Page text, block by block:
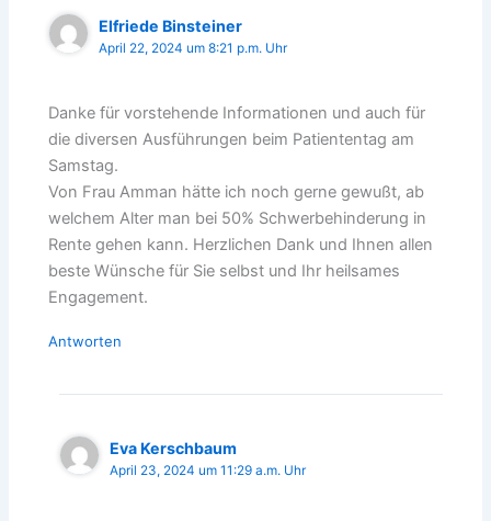
Elfriede Binsteiner
April 22, 2024 um 8:21 p.m. Uhr
Danke für vorstehende Informationen und auch für
die diversen Ausführungen beim Patiententag am
Samstag.
Von Frau Amman hätte ich noch gerne gewußt, ab
welchem Alter man bei 50% Schwerbehinderung in
Rente gehen kann. Herzlichen Dank und Ihnen allen
beste Wünsche für Sie selbst und Ihr heilsames
Engagement.
Antworten
Eva Kerschbaum
April 23, 2024 um 11:29 a.m. Uhr